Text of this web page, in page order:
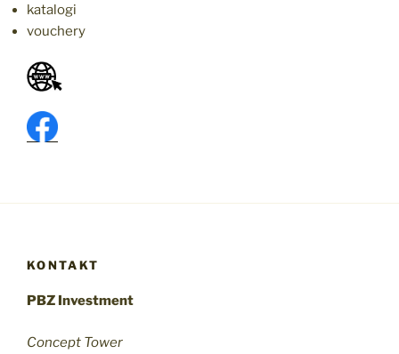
katalogi
vouchery
KONTAKT
PBZ Investment
Concept Tower